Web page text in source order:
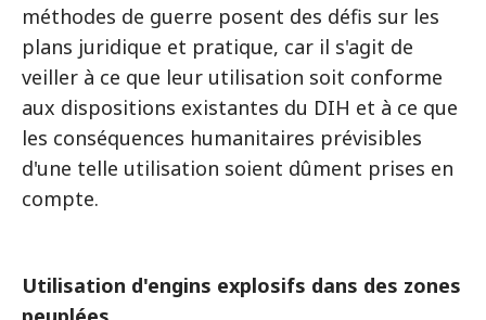
méthodes de guerre posent des défis sur les
plans juridique et pratique, car il s'agit de
veiller à ce que leur utilisation soit conforme
aux dispositions existantes du DIH et à ce que
les conséquences humanitaires prévisibles
d'une telle utilisation soient dûment prises en
compte.
Utilisation d'engins explosifs dans des zones